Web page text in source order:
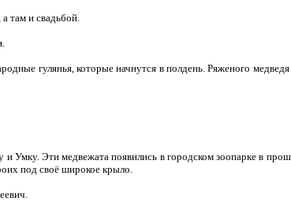
а там и свадьбой.
гулянья, которые начнутся в полдень. Ряженого
Эти медвежата появились в городском зоопарке в
под своё широкое крыло.